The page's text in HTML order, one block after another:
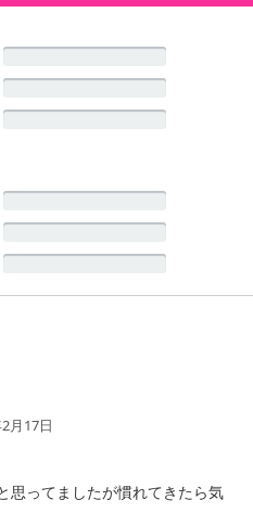
月17日
思ってましたが慣れてきたら気